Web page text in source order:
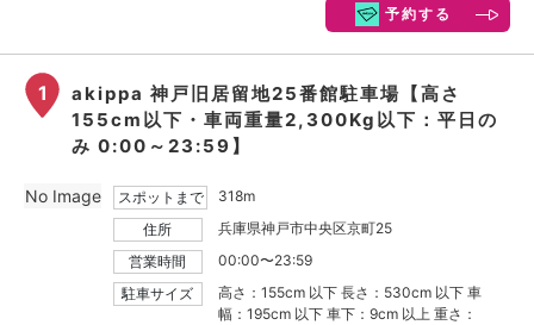
予約する
1
akippa 神戸旧居留地25番館駐車場【高さ
155cm以下・車両重量2,300Kg以下：平日の
み 0:00～23:59】
スポットまで
318m
住所
兵庫県神戸市中央区京町25
営業時間
00:00〜23:59
駐車サイズ
高さ：155cm 以下 長さ：530cm 以下 車
幅：195cm 以下 車下：9cm 以上 重さ：
No Image